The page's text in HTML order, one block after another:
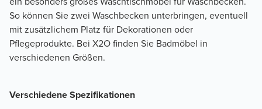
So können Sie zwei Waschbecken unterbringen, eventuell
mit zusätzlichem Platz für Dekorationen oder
Pflegeprodukte. Bei X2O finden Sie Badmöbel in
verschiedenen Größen.
Verschiedene Spezifikationen